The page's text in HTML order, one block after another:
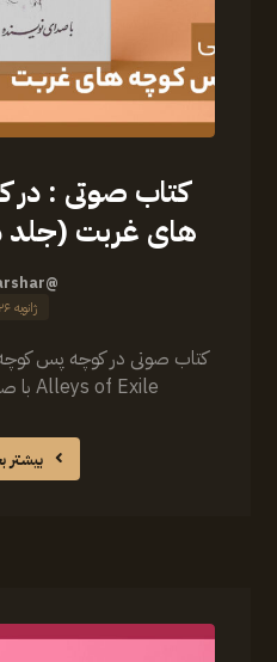
کتاب صوتی :
های غربت (جلد
@homasarshar
ژانویه ۲۶, ۲۰۲۳
Alleys of Exile با صدای نویسنده هما ...
بیشتر